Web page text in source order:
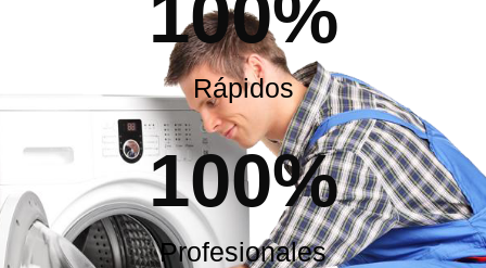
Rápidos
Profesionales
100%